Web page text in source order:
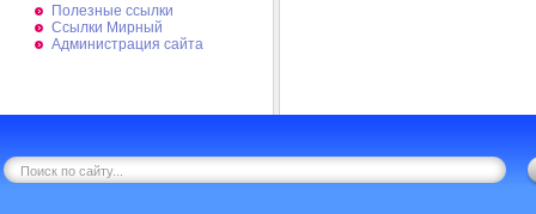
Полезные ссылки
Ссылки Мирный
Администрация сайта